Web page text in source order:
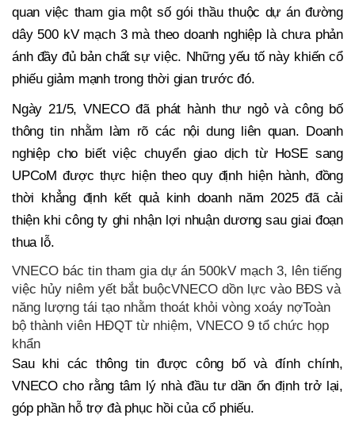
quan việc tham gia một số gói thầu thuộc dự án đường
dây 500 kV mạch 3 mà theo doanh nghiệp là chưa phản
ánh đầy đủ bản chất sự việc. Những yếu tố này khiến cổ
phiếu giảm mạnh trong thời gian trước đó.
Ngày 21/5, VNECO đã phát hành thư ngỏ và công bố
thông tin nhằm làm rõ các nội dung liên quan. Doanh
nghiệp cho biết việc chuyển giao dịch từ HoSE sang
UPCoM được thực hiện theo quy định hiện hành, đồng
thời khẳng định kết quả kinh doanh năm 2025 đã cải
thiện khi công ty ghi nhận lợi nhuận dương sau giai đoạn
thua lỗ.
VNECO bác tin tham gia dự án 500kV mạch 3, lên tiếng
việc hủy niêm yết bắt buộcVNECO dồn lực vào BĐS và
năng lượng tái tạo nhằm thoát khỏi vòng xoáy nợToàn
bộ thành viên HĐQT từ nhiệm, VNECO 9 tổ chức họp
khẩn
Sau khi các thông tin được công bố và đính chính,
VNECO cho rằng tâm lý nhà đầu tư dần ổn định trở lại,
góp phần hỗ trợ đà phục hồi của cổ phiếu.